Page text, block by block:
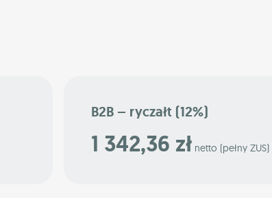
B2B – ryczałt (12%)
1 342,36 zł netto (pełny ZUS)